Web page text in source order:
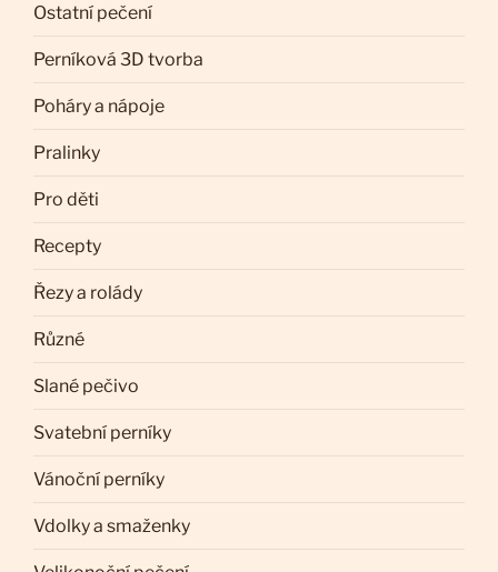
Ostatní pečení
Perníková 3D tvorba
Poháry a nápoje
Pralinky
Pro děti
Recepty
Řezy a rolády
Různé
Slané pečivo
Svatební perníky
Vánoční perníky
Vdolky a smaženky